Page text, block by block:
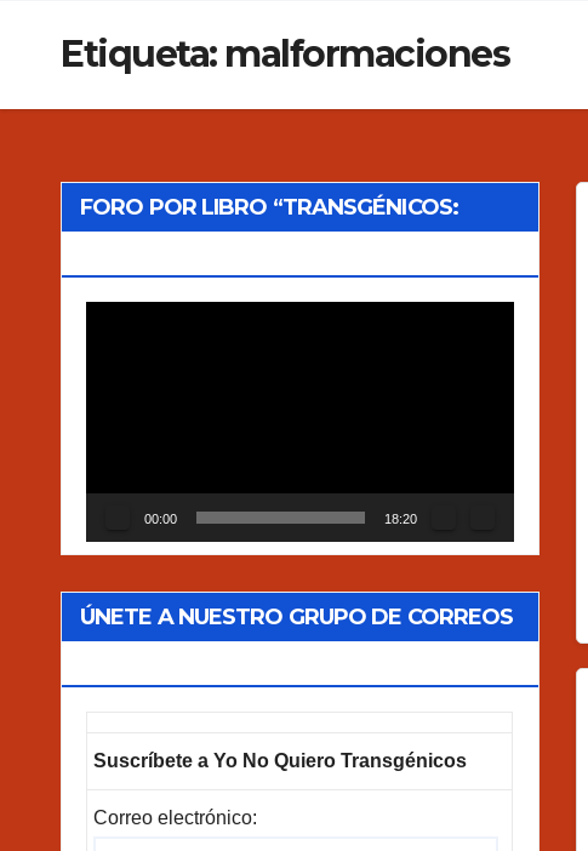
Etiqueta: malformaciones
FORO POR LIBRO “TRANSGÉNICOS:
00:00 18:20
ÚNETE A NUESTRO GRUPO DE CORREOS
Suscríbete a Yo No Quiero Transgénicos
Correo electrónico: